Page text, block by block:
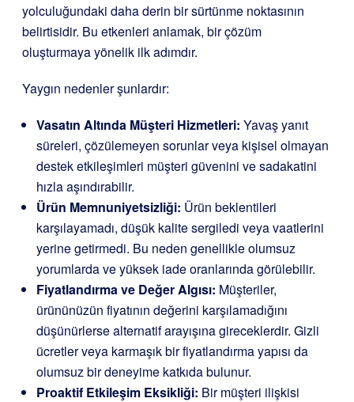
yolculuğundaki daha derin bir sürtünme noktasının
belirtisidir. Bu etkenleri anlamak, bir çözüm
oluşturmaya yönelik ilk adımdır.
Yaygın nedenler şunlardır:
Vasatın Altında Müşteri Hizmetleri: Yavaş yanıt
süreleri, çözülemeyen sorunlar veya kişisel olmayan
destek etkileşimleri müşteri güvenini ve sadakatini
hızla aşındırabilir.
Ürün Memnuniyetsizliği: Ürün beklentileri
karşılayamadı, düşük kalite sergiledi veya vaatlerini
yerine getirmedi. Bu neden genellikle olumsuz
yorumlarda ve yüksek iade oranlarında görülebilir.
Fiyatlandırma ve Değer Algısı: Müşteriler,
ürününüzün fiyatının değerini karşılamadığını
düşünürlerse alternatif arayışına gireceklerdir. Gizli
ücretler veya karmaşık bir fiyatlandırma yapısı da
olumsuz bir deneyime katkıda bulunur.
Proaktif Etkileşim Eksikliği: Bir müşteri ilişkisi